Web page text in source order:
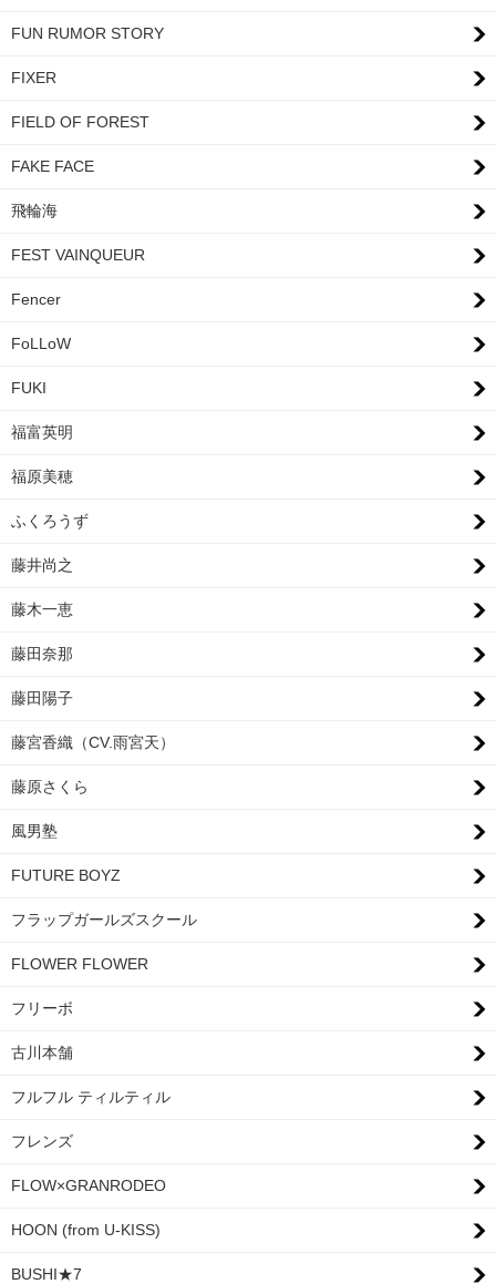
FUN RUMOR STORY
FIXER
FIELD OF FOREST
FAKE FACE
飛輪海
FEST VAINQUEUR
Fencer
FoLLoW
FUKI
福富英明
福原美穂
ふくろうず
藤井尚之
藤木一恵
藤田奈那
藤田陽子
藤宮香織（CV.雨宮天）
藤原さくら
風男塾
FUTURE BOYZ
フラップガールズスクール
FLOWER FLOWER
フリーボ
古川本舗
フルフル ティルティル
フレンズ
FLOW×GRANRODEO
HOON (from U-KISS)
BUSHI★7